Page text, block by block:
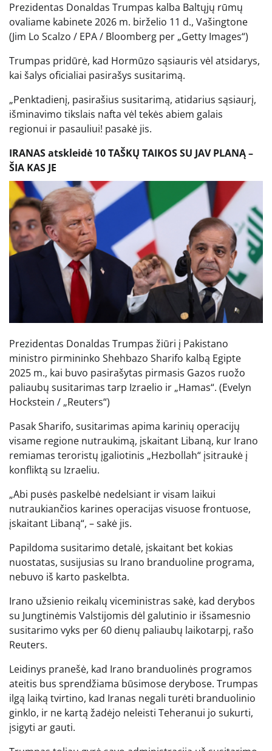
Prezidentas Donaldas Trumpas kalba Baltųjų rūmų
ovaliame kabinete 2026 m. birželio 11 d., Vašingtone
(Jim Lo Scalzo / EPA / Bloomberg per „Getty Images“)
Trumpas pridūrė, kad Hormūzo sąsiauris vėl atsidarys,
kai šalys oficialiai pasirašys susitarimą.
„Penktadienį, pasirašius susitarimą, atidarius sąsiaurį,
išminavimo tikslais nafta vėl tekės abiem galais
regionui ir pasauliui! pasakė jis.
IRANAS atskleidė 10 TAŠKŲ TAIKOS SU JAV PLANĄ –
ŠIA KAS JE
Prezidentas Donaldas Trumpas žiūri į Pakistano
ministro pirmininko Shehbazo Sharifo kalbą Egipte
2025 m., kai buvo pasirašytas pirmasis Gazos ruožo
paliaubų susitarimas tarp Izraelio ir „Hamas“. (Evelyn
Hockstein / „Reuters“)
Pasak Sharifo, susitarimas apima karinių operacijų
visame regione nutraukimą, įskaitant Libaną, kur Irano
remiamas teroristų įgaliotinis „Hezbollah“ įsitraukė į
konfliktą su Izraeliu.
„Abi pusės paskelbė nedelsiant ir visam laikui
nutraukiančios karines operacijas visuose frontuose,
įskaitant Libaną“, – sakė jis.
Papildoma susitarimo detalė, įskaitant bet kokias
nuostatas, susijusias su Irano branduoline programa,
nebuvo iš karto paskelbta.
Irano užsienio reikalų viceministras sakė, kad derybos
su Jungtinėmis Valstijomis dėl galutinio ir išsamesnio
susitarimo vyks per 60 dienų paliaubų laikotarpį, rašo
Reuters.
Leidinys pranešė, kad Irano branduolinės programos
ateitis bus sprendžiama būsimose derybose. Trumpas
ilgą laiką tvirtino, kad Iranas negali turėti branduolinio
ginklo, ir ne kartą žadėjo neleisti Teheranui jo sukurti,
įsigyti ar gauti.